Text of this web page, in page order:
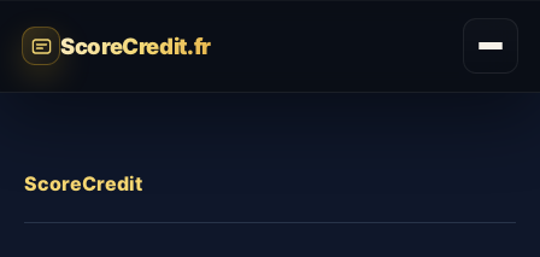
ScoreCredit.fr
ScoreCredit